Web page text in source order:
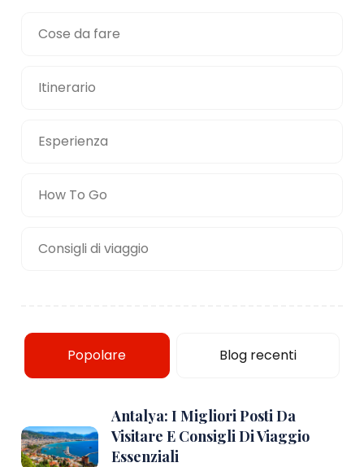
Cose da fare
Itinerario
Esperienza
How To Go
Consigli di viaggio
Popolare Blog recenti
Antalya: I Migliori Posti Da
Visitare E Consigli Di Viaggio
Essenziali